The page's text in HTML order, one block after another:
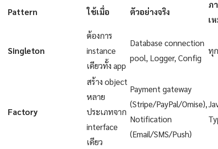
Pattern ใช้เมื่อ ตัวอย่างจริง
ภ
เ
Singleton
ต้องการ
instance
เดียวทั้ง app
Database connection
pool, Logger, Config
ทุ
Factory
สร้าง object
หลาย
ประเภทจาก
interface
เดียว
Payment gateway
(Stripe/PayPal/Omise),
Notification
(Email/SMS/Push)